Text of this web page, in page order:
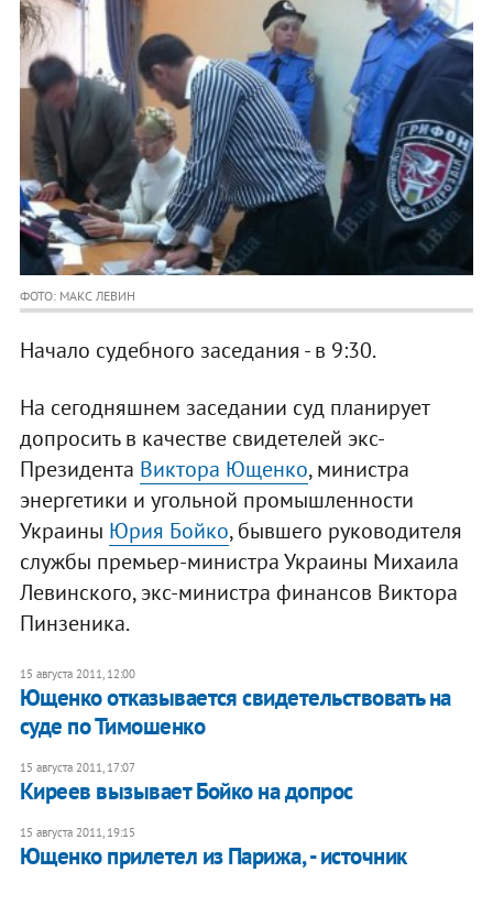
ФОТО: МАКС ЛЕВИН
Начало судебного заседания - в 9:30.
На сегодняшнем заседании суд планирует
допросить в качестве свидетелей экс-
Президента Виктора Ющенко, министра
энергетики и угольной промышленности
Украины Юрия Бойко, бывшего руководителя
службы премьер-министра Украины Михаила
Левинского, экс-министра финансов Виктора
Пинзеника.
15 августа 2011, 12:00
Ющенко отказывается свидетельствовать на
суде по Тимошенко
15 августа 2011, 17:07
Киреев вызывает Бойко на допрос
15 августа 2011, 19:15
Ющенко прилетел из Парижа, - источник